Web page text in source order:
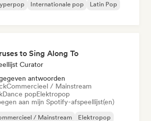
Internationale pop
Latin Pop
to Sing Along To
Curator
antwoorden
Commercieel / Mainstream
Dance popElektropop
aan mijn Spotify-afspeellijst(en)
/ Mainstream
Elektropop